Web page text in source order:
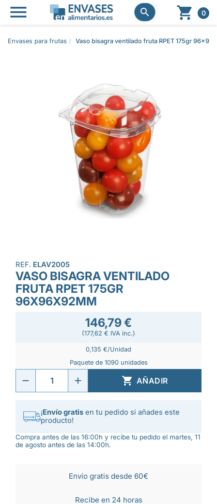
 
  0
Envases para frutas Vaso bisagra ventilado fruta RPET 175gr
REF. ELAV2005
VASO BISAGRA VENTILADO
FRUTA RPET 175GR
96X96X92MM
146,79 €
(177,62 € IVA inc.)
0,135 €/Unidad
Paquete de 1090 unidades
 AÑADIR
¡Envío gratis en tu pedido si añades este
producto!
Compra antes de las 16:00h y recibe tu pedido el martes, 11
de agosto antes de las 14:00h.
Envío gratis desde 60€
Recibe en 24 horas